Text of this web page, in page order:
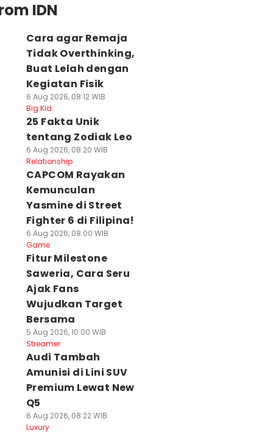
IDN
Cara agar Remaja
Tidak Overthinking,
Buat Lelah dengan
Kegiatan Fisik
6 Aug 2026, 08:12 WIB
Big Kid
25 Fakta Unik
tentang Zodiak Leo
6 Aug 2026, 08:20 WIB
Relationship
CAPCOM Rayakan
Kemunculan
Yasmine di Street
Fighter 6 di Filipina!
6 Aug 2026, 08:00 WIB
Game
Fitur Milestone
Saweria, Cara Seru
Ajak Fans
Wujudkan Target
Bersama
5 Aug 2026, 10:00 WIB
Streamer
Audi Tambah
Amunisi di Lini SUV
Premium Lewat New
Q5
6 Aug 2026, 08:22 WIB
Luxury